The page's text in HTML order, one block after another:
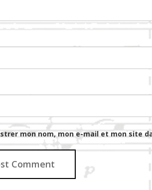
mon nom, mon e-mail et mon site